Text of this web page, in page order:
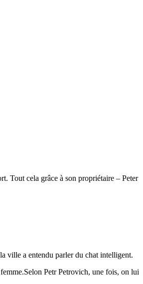
Tout cela grâce à son propriétaire – Peter
ville a entendu parler du chat intelligent.
Petr Petrovich, une fois, on lui